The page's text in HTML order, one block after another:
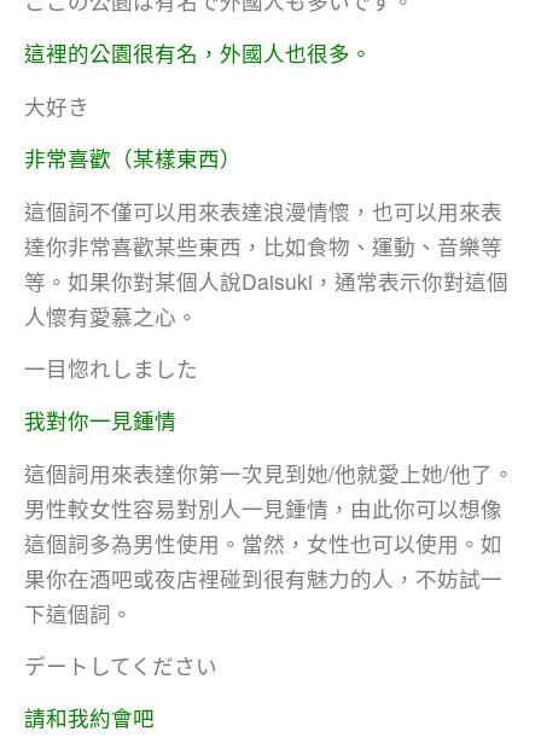
這裡的公園很有名，外國人也很多。
大好き
非常喜歡（某樣東西）
這個詞不僅可以用來表達浪漫情懷，也可以用來表
達你非常喜歡某些東西，比如食物、運動、音樂等
等。如果你對某個人說Daisuki，通常表示你對這個
人懷有愛慕之心。
一目惚れしました
我對你一見鍾情
這個詞用來表達你第一次見到她/他就愛上她/他了。
男性較女性容易對別人一見鍾情，由此你可以想像
這個詞多為男性使用。當然，女性也可以使用。如
果你在酒吧或夜店裡碰到很有魅力的人，不妨試一
下這個詞。
デートしてください
請和我約會吧